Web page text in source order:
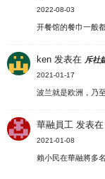
2022-08-03
开餐馆的餐巾一般
ken 发表在 斥社
2021-01-17
波兰就是欧洲，乃
華融員工 发表在
2021-01-08
賴小民在華融將多